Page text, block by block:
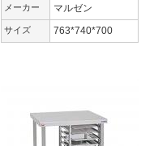
メーカー マルゼン
サイズ 763*740*700